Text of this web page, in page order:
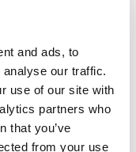
and ads, to
our traffic.
use of our site with
partners who
that you’ve
from your use
毛刺机。
毛刺提供了 快速可靠
，并能处理各种难以